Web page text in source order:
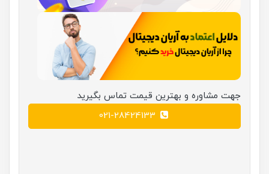
جهت مشاوره و بهترین قیمت تماس بگیرید